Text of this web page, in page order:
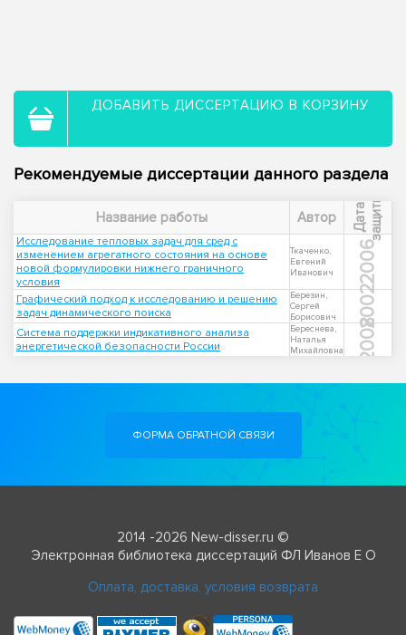
ДОБАВИТЬ ДИССЕРТАЦИЮ В КОРЗИНУ
Рекомендуемые диссертации данного раздела
Название работы Автор Д
а
т
а
з
а
щ
и
т ы
Исследование тепловых задач для сред с
изменением агрегатного состояния на основе
новой формулировки нижнего граничного
условия
Ткаченко,
Евгений
Иванович
2006
Графический подход к исследованию и решению
задач динамического поиска
Березин,
Сергей
Борисович
2002
Система поддержки индикативного анализа
энергетической безопасности России
Береснева,
Наталья
Михайловна
2008
ФОРМА ОБРАТНОЙ СВЯЗИ
2014 -2026 New-disser.ru ©
Электронная библиотека диссертаций ФЛ Иванов Е О
Оплата, доставка, условия возврата